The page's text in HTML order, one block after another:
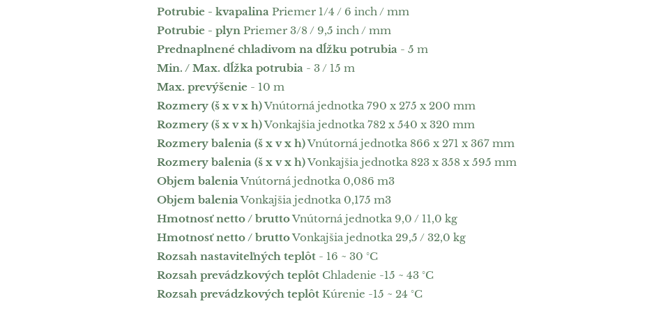
Potrubie - kvapalina Priemer 1/4 / 6 inch / mm
Potrubie - plynPriemer 3/8 / 9,5 inch / mm
Prednaplnené chladivom na dĺžku potrubia - 5 m
Min. / Max. dĺžka potrubia - 3 / 15 m
Max. prevýšenie- 10 m
Rozmery (š x v x h)Vnútorná jednotka 790 x 275 x 200 mm
Rozmery (š x v x h)Vonkajšia jednotka 782 x 540 x 320 mm
Rozmery balenia (š x v x h)Vnútorná jednotka 866 x 271 x 367 mm
Rozmery balenia (š x v x h)Vonkajšia jednotka 823 x 358 x 595 mm
Objem baleniaVnútorná jednotka 0,086 m3
Objem baleniaVonkajšia jednotka 0,175 m3
Hmotnosť netto / bruttoVnútorná jednotka 9,0 / 11,0 kg
Hmotnosť netto / bruttoVonkajšia jednotka 29,5 / 32,0 kg
Rozsah nastaviteľných teplôt- 16 ~ 30 °C
Rozsah prevádzkových teplôtChladenie -15 ~ 43 °C
Rozsah prevádzkových teplôtKúrenie -15 ~ 24 °C